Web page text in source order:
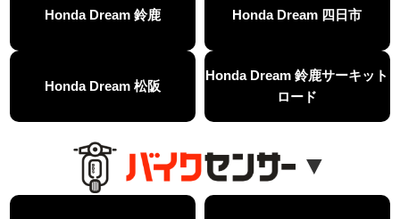
MOVIE 【新車】CB1000Fで11時間ツーリングした素直なレビュー【モトブログ】Honda CB
【事故寸前】200kmレッカー、そしてさらなる原因が判明し、修理代が膨れ上がった結果
Dio Lite 新基準原付 販売中！
MOVIE 【バイク女子】高速道路走行中にバイクから異音が。レッカーされる事態になりました…
2025X-ADV 最高の旅バイクで街乗りも最適！ADVが20台でツーリングしました｜Honda ADV160
【バイク女子】ごめんなさい。大切なツーリングでやらかしてしまった…
【バイク女子】下道444kmぶっ通しで走った結果がヤバかった
【バイク女子】最安！三重→東京〇〇〇円で行けちゃった
Honda Dream 鈴鹿 Honda Dream 四日市
Honda Dream 松阪
Honda Dream 鈴鹿サーキット
ロード
▼